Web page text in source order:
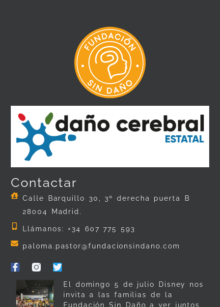
Contactar
Calle Barquillo 30, 3º derecha puerta B
28004 Madrid.
Llámanos: +34 607 775 593
paloma.pastor@fundacionsindano.com
El domingo 5 de julio Disney nos
invita a las familias de la
Fundación Sin Daño a ver juntos